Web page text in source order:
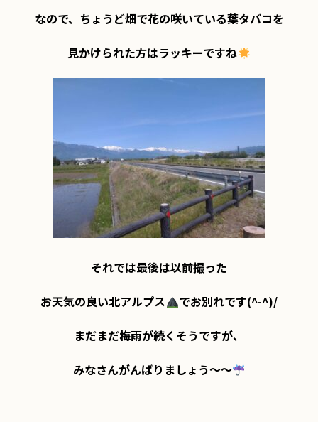
なので、ちょうど畑で花の咲いている葉タバコを
見かけられた方はラッキーですね
それでは最後は以前撮った
お天気の良い北アルプス
でお別れです(^-^)/
まだまだ梅雨が続くそうですが、
みなさんがんばりましょう～～